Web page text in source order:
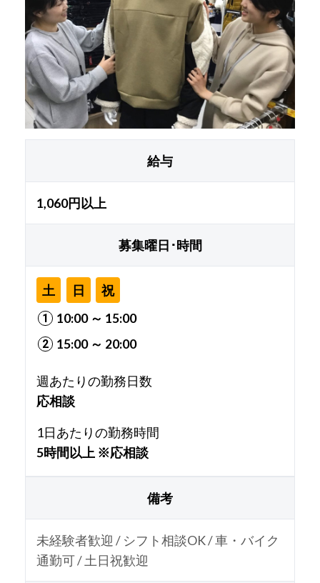
給与
1,060円以上
募集曜日･時間
土 日
祝
10:00 ～ 15:00
15:00 ～ 20:00
週あたりの勤務日数
応相談
1日あたりの勤務時間
5時間以上 ※応相談
備考
未経験者歓迎 / シフト相談OK / 車・バイク
通勤可 / 土日祝歓迎